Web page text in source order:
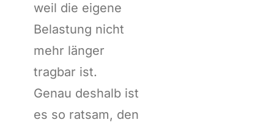
weil die eigene
Belastung nicht
mehr länger
tragbar ist.
Genau deshalb ist
es so ratsam, den